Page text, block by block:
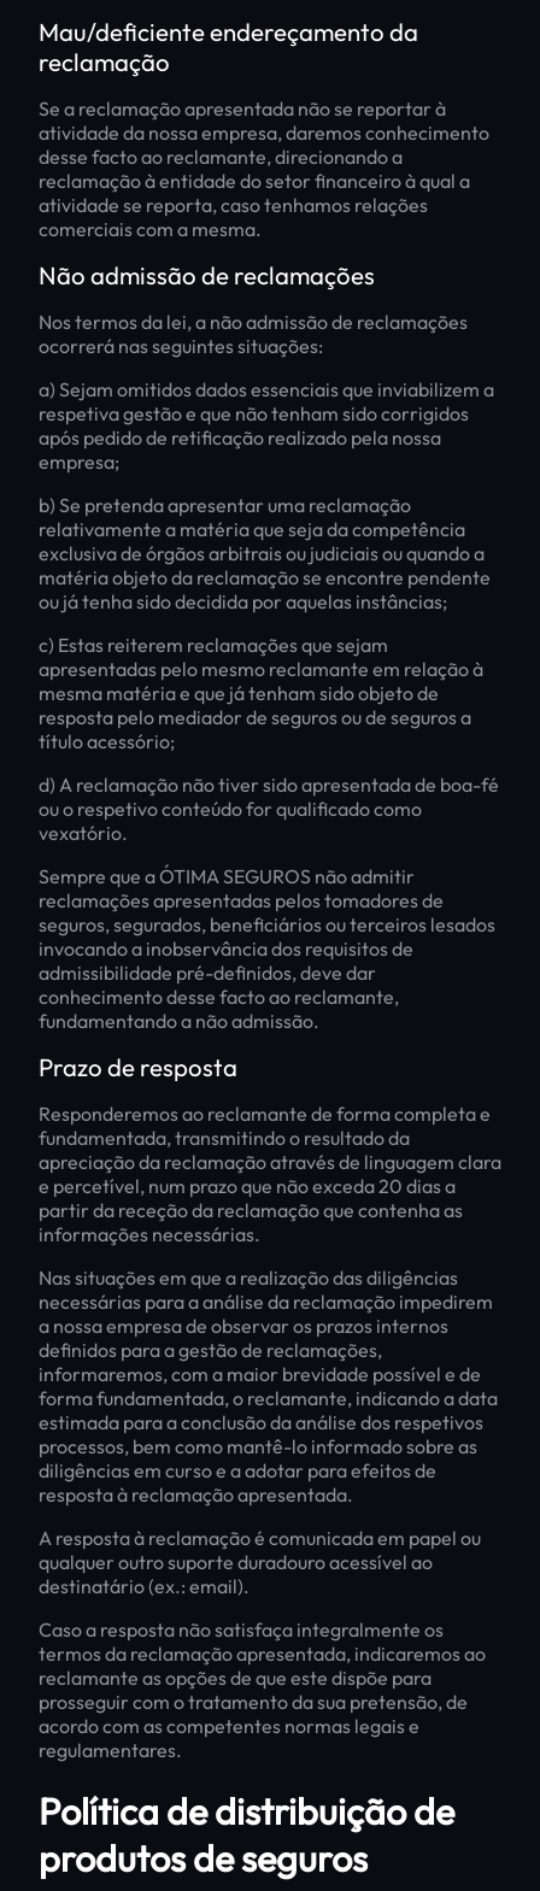
Mau/deficiente endereçamento da
reclamação
Se a reclamação apresentada não se reportar à
atividade da nossa empresa, daremos conhecimento
desse facto ao reclamante, direcionando a
reclamação à entidade do setor financeiro à qual a
atividade se reporta, caso tenhamos relações
comerciais com a mesma.
Não admissão de reclamações
Nos termos da lei, a não admissão de reclamações
ocorrerá nas seguintes situações:
a) Sejam omitidos dados essenciais que inviabilizem a
respetiva gestão e que não tenham sido corrigidos
após pedido de retificação realizado pela nossa
empresa;
b) Se pretenda apresentar uma reclamação
relativamente a matéria que seja da competência
exclusiva de órgãos arbitrais ou judiciais ou quando a
matéria objeto da reclamação se encontre pendente
ou já tenha sido decidida por aquelas instâncias;
c) Estas reiterem reclamações que sejam
apresentadas pelo mesmo reclamante em relação à
mesma matéria e que já tenham sido objeto de
resposta pelo mediador de seguros ou de seguros a
título acessório;
d) A reclamação não tiver sido apresentada de boa-fé
ou o respetivo conteúdo for qualificado como
vexatório.
Sempre que a ÓTIMA SEGUROS não admitir
reclamações apresentadas pelos tomadores de
seguros, segurados, beneficiários ou terceiros lesados
invocando a inobservância dos requisitos de
admissibilidade pré-definidos, deve dar
conhecimento desse facto ao reclamante,
fundamentando a não admissão.
Prazo de resposta
Responderemos ao reclamante de forma completa e
fundamentada, transmitindo o resultado da
apreciação da reclamação através de linguagem clara
e percetível, num prazo que não exceda 20 dias a
partir da receção da reclamação que contenha as
informações necessárias.
Nas situações em que a realização das diligências
necessárias para a análise da reclamação impedirem
a nossa empresa de observar os prazos internos
definidos para a gestão de reclamações,
informaremos, com a maior brevidade possível e de
forma fundamentada, o reclamante, indicando a data
estimada para a conclusão da análise dos respetivos
processos, bem como mantê-lo informado sobre as
diligências em curso e a adotar para efeitos de
resposta à reclamação apresentada.
A resposta à reclamação é comunicada em papel ou
qualquer outro suporte duradouro acessível ao
destinatário (ex.: email).
Caso a resposta não satisfaça integralmente os
termos da reclamação apresentada, indicaremos ao
reclamante as opções de que este dispõe para
prosseguir com o tratamento da sua pretensão, de
acordo com as competentes normas legais e
regulamentares.
Política de distribuição de
produtos de seguros